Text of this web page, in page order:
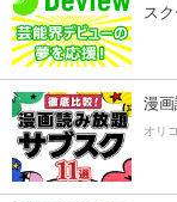
ス
漫画
オリ